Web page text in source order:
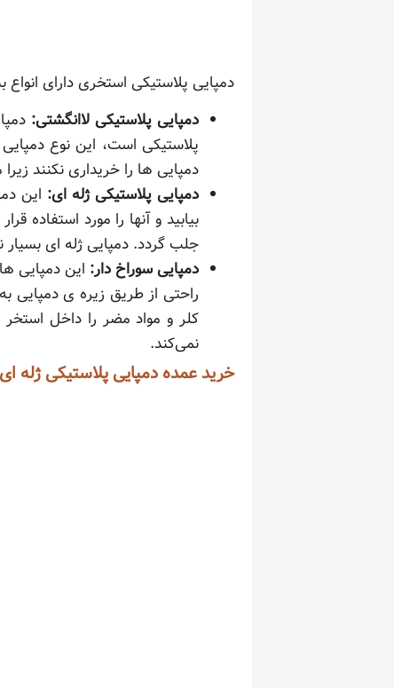
دمپایی پلاستیکی استخری دارای
دمپایی پلاستیکی لاانگشتی:
پلاستیکی است، این نوع
دمپایی ها را خریداری نکنند
دمپایی پلاستیکی ژله ای: این
بیابید و آنها را مورد
جلب گردد. دمپایی ژله ای
دمپایی سوراخ دار: این دمپایی
راحتی از طریق زیره ی دمپایی
کلر و مواد مضر را داخل
نمی‌کند.
خرید عمده دمپایی پلاستیکی ژله